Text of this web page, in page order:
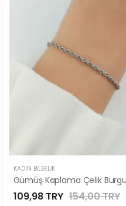
KADIN BILEKLIK
109,98 TRY 154,00 TRY